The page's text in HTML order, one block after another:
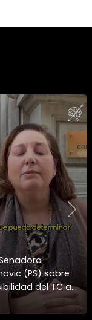
(PS) sobre
del TC a
por